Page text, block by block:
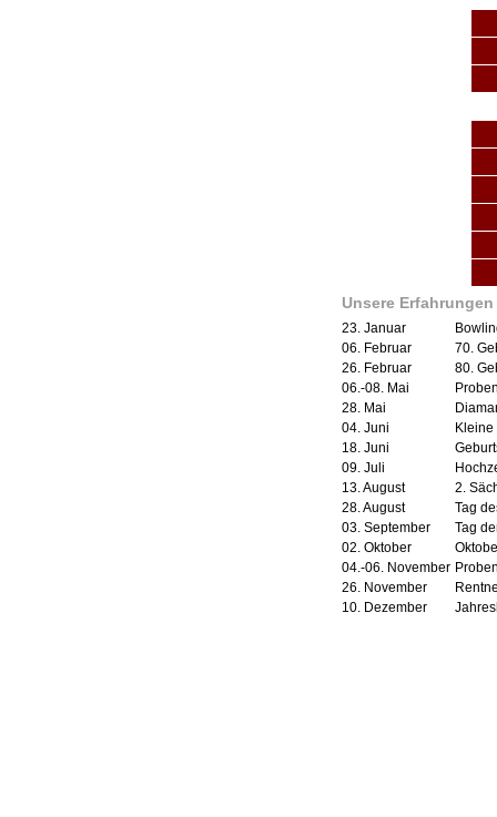
Unsere
23. Januar
06. Februar
70.
26. Februar
80.
06.-08. Mai
28. Mai
04. Juni
18. Juni
09. Juli
13. August
2.
28. August
Tag
03. September
Tag
02. Oktober
04.-06. November
26. November
10. Dezember